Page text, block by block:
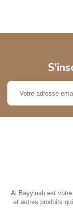
Al Bayyinah est
et autres produits